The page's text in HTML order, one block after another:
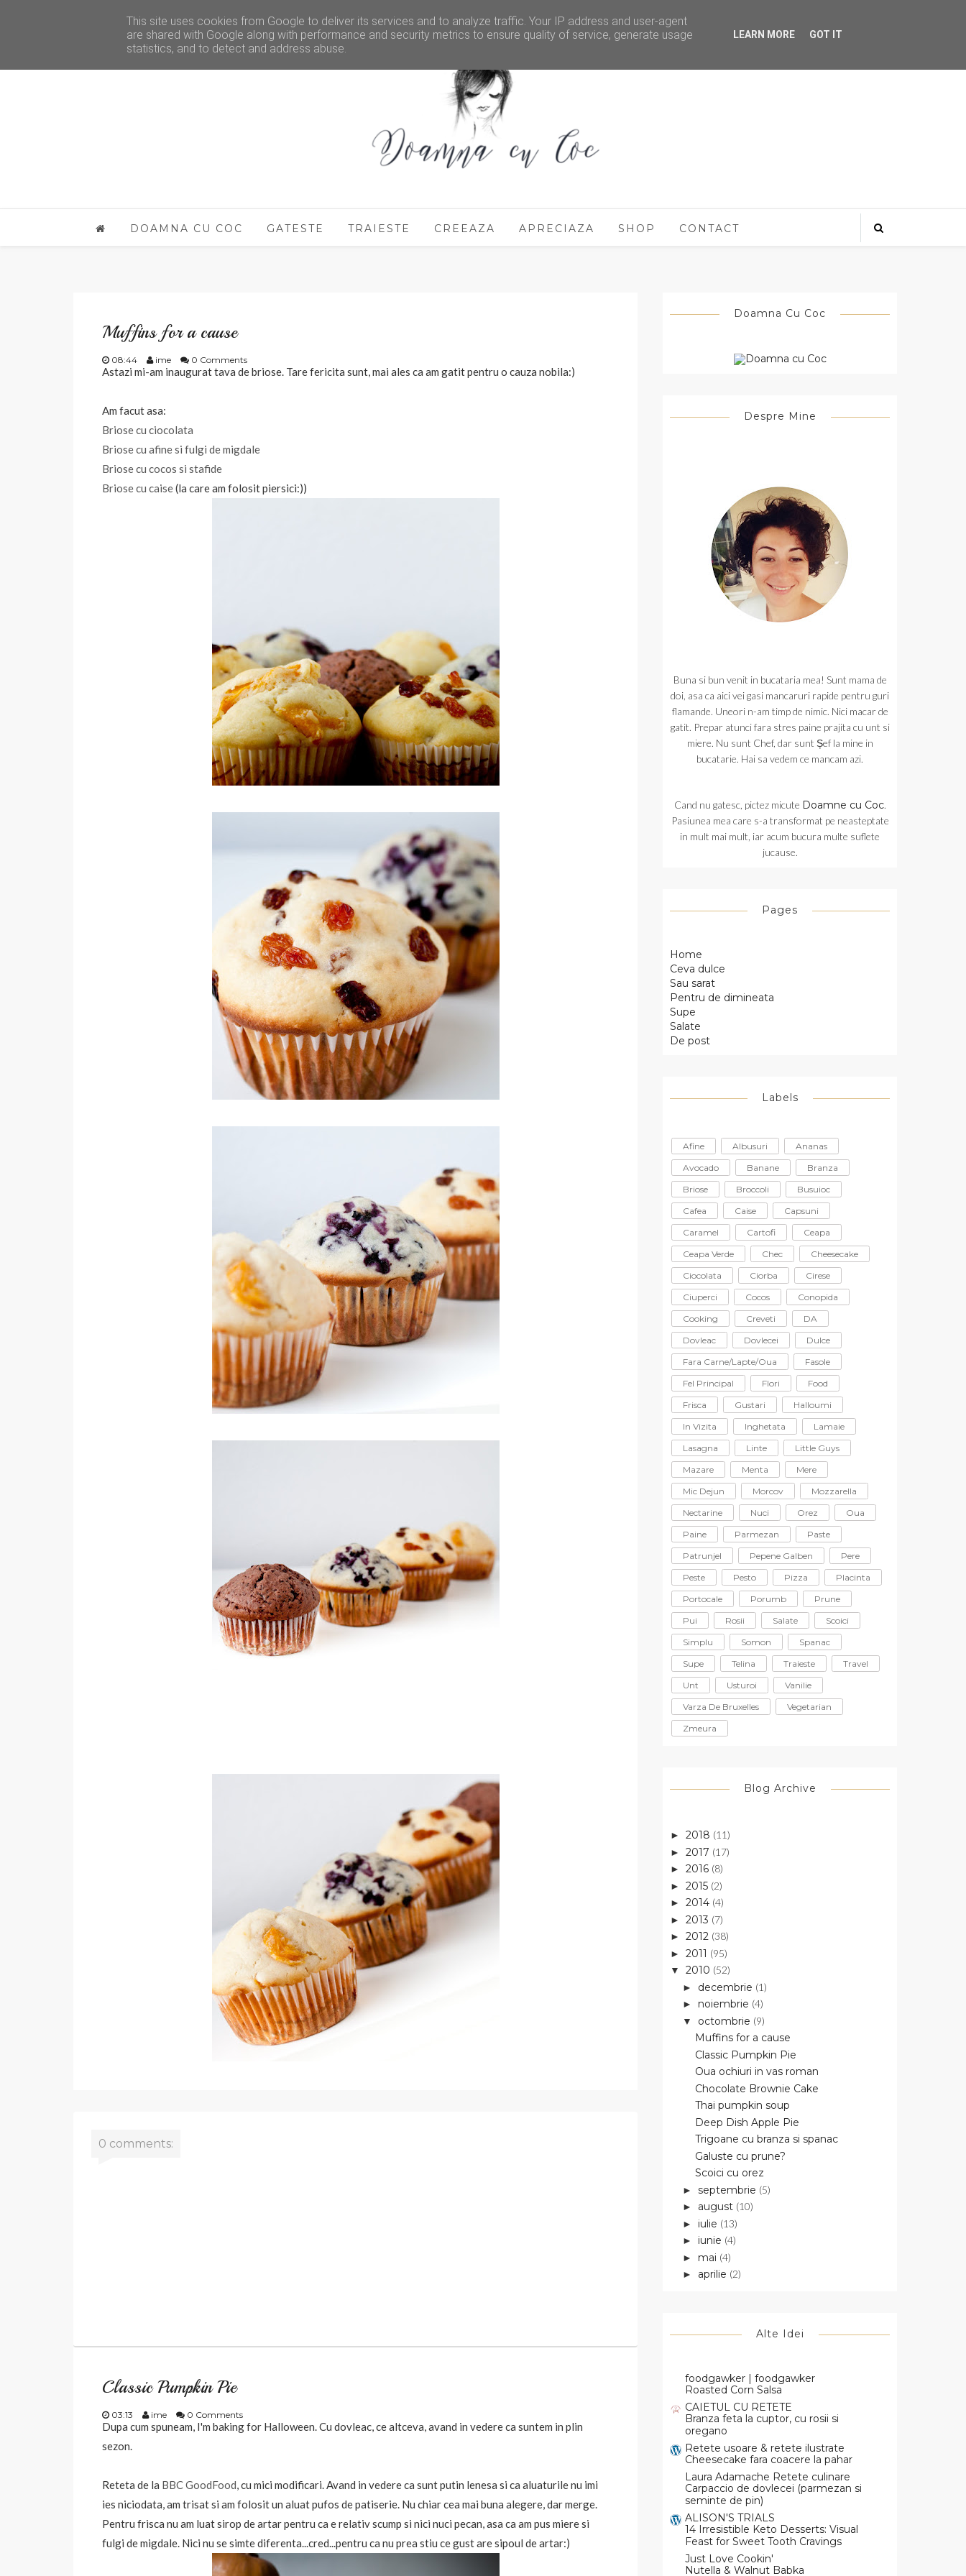
DOAMNA CU COC GATESTE TRAIESTE CREEAZA APRECIAZA SHOP CONTACT
Muffins for a cause
08:44 ime 0 Comments
Astazi mi-am inaugurat tava de briose. Tare fericita sunt, mai ales ca am gatit pentru o cauza nobila:)
Am facut asa:
Briose cu ciocolata
Briose cu afine si fulgi de migdale
Briose cu cocos si stafide
Briose cu caise(la care am folosit piersici:))
0 comments:
Classic Pumpkin Pie
03:13 ime 0 Comments
Dupa cum spuneam, I'm baking for Halloween. Cu dovleac, ce altceva, avand in vedere ca suntem in plin
sezon.
Reteta de la BBC GoodFood, cu mici modificari. Avand in vedere ca sunt putin lenesa si ca aluaturile nu imi
ies niciodata, am trisat si am folosit un aluat pufos de patiserie. Nu chiar cea mai buna alegere, dar merge.
Pentru frisca nu am luat sirop de artar pentru ca e relativ scump si nici nuci pecan, asa ca am pus miere si
fulgi de migdale. Nici nu se simte diferenta...cred...pentru ca nu prea stiu ce gust are sipoul de artar:)
Doamna Cu Coc
Despre Mine
Buna si bun venit in bucataria mea! Sunt mama de
doi, asa ca aici vei gasi mancaruri rapide pentru guri
flamande. Uneori n-am timp de nimic. Nici macar de
gatit. Prepar atunci fara stres paine prajita cu unt si
miere. Nu sunt Chef, dar sunt Șef la mine in
bucatarie. Hai sa vedem ce mancam azi.
Cand nu gatesc, pictez micute Doamne cu Coc.
Pasiunea mea care s-a transformat pe neasteptate
in mult mai mult, iar acum bucura multe suflete
jucause.
Pages
Home
Ceva dulce
Sau sarat
Pentru de dimineata
Supe
Salate
De post
Labels
Afine Albusuri
Ananas
Avocado
Banane
Branza
Briose
Broccoli
Busuioc
Cafea
Caise
Capsuni
Caramel
Cartofi
Ceapa
Ceapa Verde
Chec
Cheesecake
Ciocolata
Ciorba
Cirese
Ciuperci
Cocos
Conopida
Cooking
Creveti
DA
Dovleac
Dovlecei
Dulce
Fara Carne/lapte/oua
Fasole
Fel Principal
Flori
Food
Frisca
Gustari
Halloumi
In Vizita
Inghetata
Lamaie
Lasagna
Linte
Little Guys
Mazare
Menta
Mere
Mic Dejun
Morcov
Mozzarella
Nectarine
Nuci Orez
Oua
Paine
Parmezan
Paste
Patrunjel
Pepene Galben
Pere
Peste
Pesto Pizza
Placinta
Portocale
Porumb
Prune
Pui
Rosii Salate
Scoici
Simplu
Somon
Spanac
Supe
Telina Traieste
Travel
Unt
Usturoi
Vanilie
Varza De Bruxelles
Vegetarian
Zmeura
Blog Archive
► 2018 (11)
► 2017 (17)
► 2016 (8)
► 2015 (2)
► 2014 (4)
► 2013 (7)
► 2012 (38)
► 2011 (95)
▼ 2010 (52)
► decembrie (1)
► noiembrie (4)
▼ octombrie (9)
Muffins for a cause
Classic Pumpkin Pie
Oua ochiuri in vas roman
Chocolate Brownie Cake
Thai pumpkin soup
Deep Dish Apple Pie
Trigoane cu branza si spanac
Galuste cu prune?
Scoici cu orez
► septembrie (5)
► august (10)
► iulie (13)
► iunie (4)
► mai (4)
► aprilie (2)
Alte Idei
foodgawker | foodgawker
Roasted Corn Salsa
CAIETUL CU RETETE
Branza feta la cuptor, cu rosii si
oregano
Retete usoare & retete ilustrate
Cheesecake fara coacere la pahar
Laura Adamache Retete culinare
Carpaccio de dovlecei (parmezan si
seminte de pin)
ALISON'S TRIALS
14 Irresistible Keto Desserts: Visual
Feast for Sweet Tooth Cravings
Just Love Cookin'
Nutella & Walnut Babka
This site uses cookies from Google to deliver its services and to analyze traffic. Your IP address and user-agent
are shared with Google along with performance and security metrics to ensure quality of service, generate usage
statistics, and to detect and address abuse.
LEARN MORE GOT IT